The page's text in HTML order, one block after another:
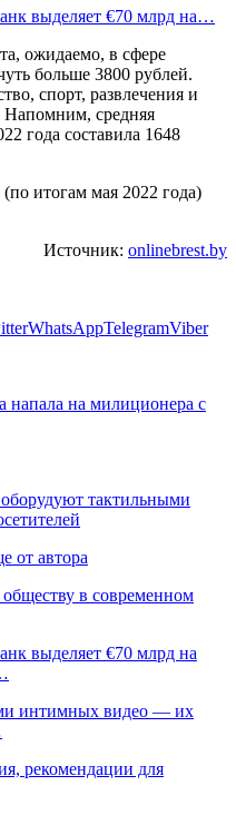
выделяет €70 млрд на…
ожидаемо, в сфере
больше 3800 рублей.
спорт, развлечения и
Напомним, средняя
года составила 1648
итогам мая 2022 года)
Источник: onlinebrest.by
WhatsAppTelegramViber
напала на милиционера с
тактильными
от автора
в современном
выделяет €70 млрд на
интимных видео — их
рекомендации для